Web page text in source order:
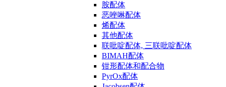
胺配体
恶唑啉配体
烯配体
其他配体
联吡啶配体, 三联吡啶配体
BIMAH配体
钳形配体和配合物
PyrOx配体